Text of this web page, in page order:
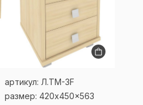
артикул: Л.ТМ-3F
размер: 420x450x563